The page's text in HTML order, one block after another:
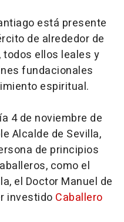
está presente
de alrededor de
todos ellos leales y
fundacionales
espiritual.
4 de noviembre de
Alcalde de Sevilla,
de principios
como el
el Doctor Manuel de
investido Caballero